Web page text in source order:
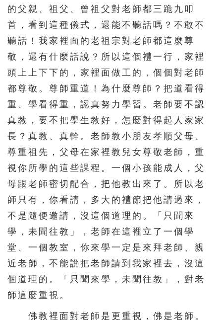
的父親、祖父、曾祖父對老師都三跪九叩
首，看到這種儀式，還能不聽話嗎？不敢不
聽話！我家裡面的老祖宗對老師都這麼尊
敬，還有什麼話說？所以這個禮一行，家裡
頭上上下下的，家裡面做工的，個個對老師
都尊敬。尊師重道！為什麼尊師？把道看得
重、學看得重，認真努力學習。老師要不認
真教，要不把學生教好，怎麼對得起人家家
長？真教、真幹。老師教小朋友孝順父母、
尊重祖先，父母在家裡教兒女尊敬老師，重
視你所學的這些課程。一個小孩能成人，父
母跟老師密切配合，把他教出來了。所以老
師只有，你看請，多大的禮節把他請過來，
不是隨便邀請，沒這個道理的。「只聞來
學，未聞往教」，老師在這裡立了一個學
堂、一個教室，你來學一定是來拜老師、親
近老師，不能說把老師請到我家裡去，沒這
個道理的。「只聞來學，未聞往教」，對老
師這麼重視。
佛教裡面對老師是更重視，佛是老師。